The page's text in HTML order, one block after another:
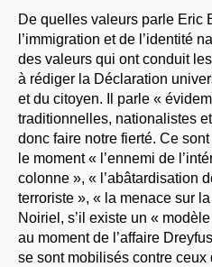
De quelles valeurs parle Eric
l’immigration et de l’identité
des valeurs qui ont conduit
à rédiger la Déclaration
et du citoyen. Il parle «
traditionnelles, nationalistes
donc faire notre fierté. Ce
le moment « l’ennemi de
colonne », « l’abâtardisation
terroriste », « la menace sur
Noiriel, s’il existe un «
au moment de l’affaire
se sont mobilisés contre